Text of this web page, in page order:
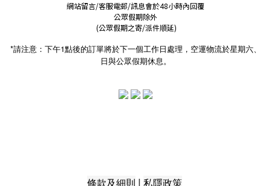
網站留言/客服電郵/訊息會於48小時內回覆
公眾假期除外
(公眾假期之寄/派件順延)
*請注意：下午1點後的訂單將於下一個工作日處理，空運物流於星期六、
日與公眾假期休息。
條款及細則 | 私隱政策